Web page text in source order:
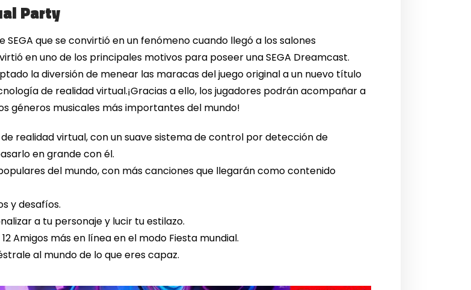
Party
SEGA que se convirtió en un fenómeno cuando llegó a los salones
en uno de los principales motivos para poseer una SEGA Dreamcast.
la diversión de menear las maracas del juego original a un nuevo título
de realidad virtual.¡Gracias a ello, los jugadores podrán acompañar a
géneros musicales más importantes del mundo!
realidad virtual, con un suave sistema de control por detección de
en grande con él.
del mundo, con más canciones que llegarán como contenido
y desafíos.
a tu personaje y lucir tu estilazo.
Amigos más en línea en el modo Fiesta mundial.
al mundo de lo que eres capaz.